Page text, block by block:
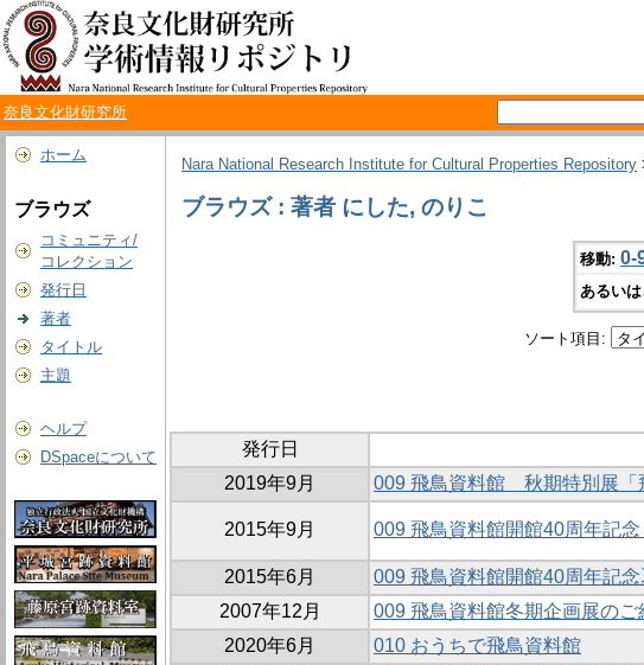
奈良文化財研究所
ホーム
ブラウズ
コミュニティ/
コレクション
発行日
著者
タイトル
主題
ヘルプ
DSpaceについて
Nara National Research Institute for Cultural Properties Repository
ブラウズ : 著者 にした, のりこ
移動: 0-
あるい
ソート項目:
発行日
2019年9月
009 飛鳥資料館 秋期特別展「
2015年9月 009 飛鳥資料館開館40周年記
2015年6月
009 飛鳥資料館開館40周年記
2007年12月
009 飛鳥資料館冬期企画展のご
2020年6月
010 おうちで飛鳥資料館